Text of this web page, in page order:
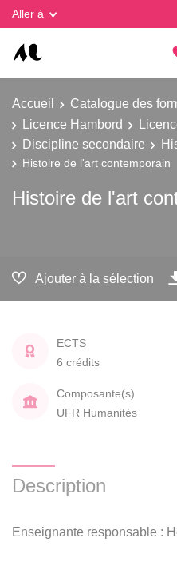
Aller à
Accueil Catalogue des
Licence Hambord
Discipline secondaire
Histoire de l'art contemporain
Histoire de l'art
Ajouter à la sélection
ECTS
6 crédits
Composante(s)
UFR Humanités
Description
Enseignante responsable :
Gestion des cookies